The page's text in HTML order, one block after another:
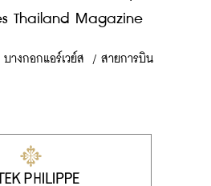
Thailand Magazine
บางกอกแอร์เวย์ส / สายการบิน